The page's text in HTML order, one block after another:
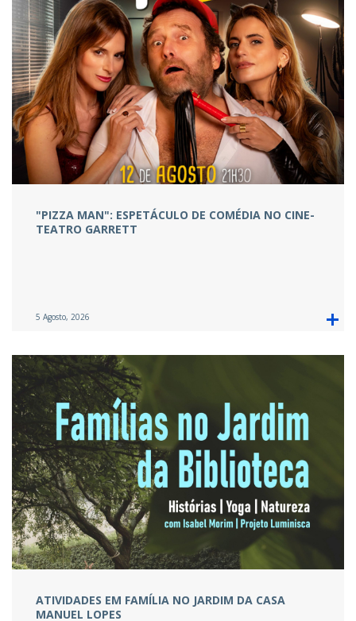
"PIZZA MAN": ESPETÁCULO DE COMÉDIA NO CINE-
TEATRO GARRETT
5 Agosto, 2026
ATIVIDADES EM FAMÍLIA NO JARDIM DA CASA
MANUEL LOPES